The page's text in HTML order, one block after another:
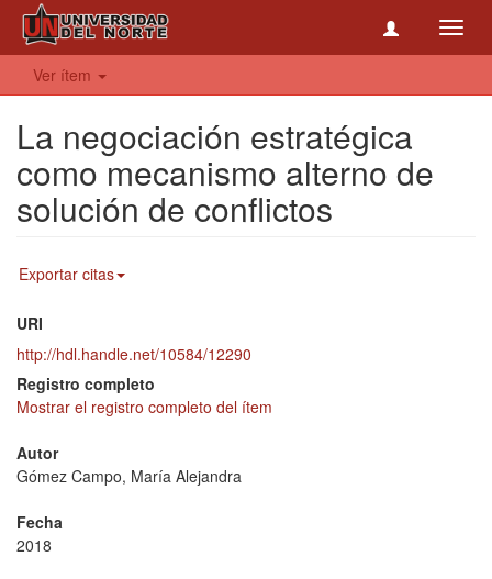
Ver ítem
La negociación estratégica
como mecanismo alterno de
solución de conflictos
Exportar citas
URI
http://hdl.handle.net/10584/12290
Registro completo
Mostrar el registro completo del ítem
Autor
Gómez Campo, María Alejandra
Fecha
2018